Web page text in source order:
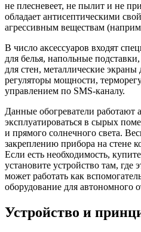
не плесневеет, не пылит и не
обладает антисептическими
агрессивным веществам
В число аксессуаров входят
для белья, напольные
для стен, металлические
регуляторы мощности,
управлением по SMS-каналу.
Данные обогреватели
эксплуатироваться в сырых
и прямого солнечного света.
закреплению прибора на стене
Если есть необходимость,
установите устройство там, где
может работать как
оборудование для автономного
Устройство и